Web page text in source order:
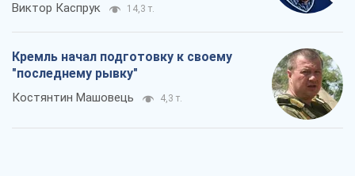
Виктор Каспрук 14,3 т.
Кремль начал подготовку к своему
"последнему рывку"
Костянтин Машовець 4,3 т.